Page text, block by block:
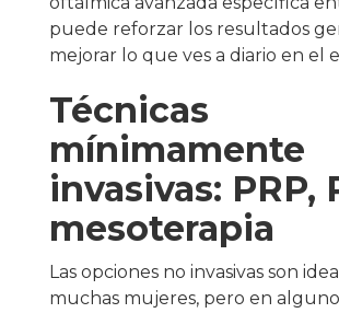
puede reforzar los resultados
mejorar lo que ves a diario en el
Técnicas
mínimamente
invasivas: PRP,
mesoterapia
Las opciones no invasivas son
muchas mujeres, pero en